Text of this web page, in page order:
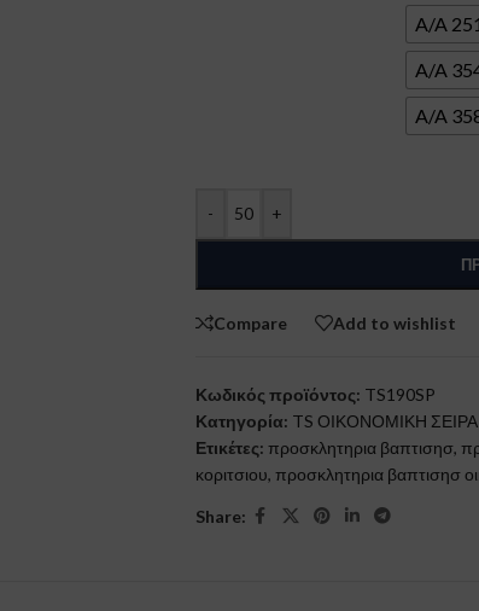
A/A
A/A
A/A
- +
Compare Add to wishlist
Κωδικός προϊόντος: TS190SP
Κατηγορία: TS ΟΙΚΟΝΟΜΙΚΗ ΣΕΙΡΑ
Ετικέτες: προσκλητηρια βαπτισησ,
κοριτσιου, προσκλητηρια βαπτισησ
Share: